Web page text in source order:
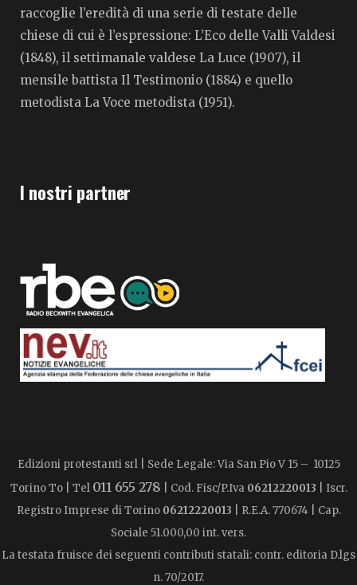
raccoglie l’eredità di una serie di testate delle
chiese di cui è l’espressione: L’Eco delle Valli Valdesi
(1848), il settimanale valdese La Luce (1907), il
mensile battista Il Testimonio (1884) e quello
metodista La Voce metodista (1951).
I nostri partner
Edizioni protestanti srl | Sede Legale: Via San Pio V 15 – 10125
Torino To | Tel 011 655 278 | Cod. Fisc/P.Iva 06212220013 | Iscr.
Registro Imprese di Torino 06212220013 | R.E.A. 770674 | Cap.
Sociale 51.000,00 int. vers.
La testata fruisce dei seguenti contributi statali: contr. editoria D.lgs
n. 70/2017.